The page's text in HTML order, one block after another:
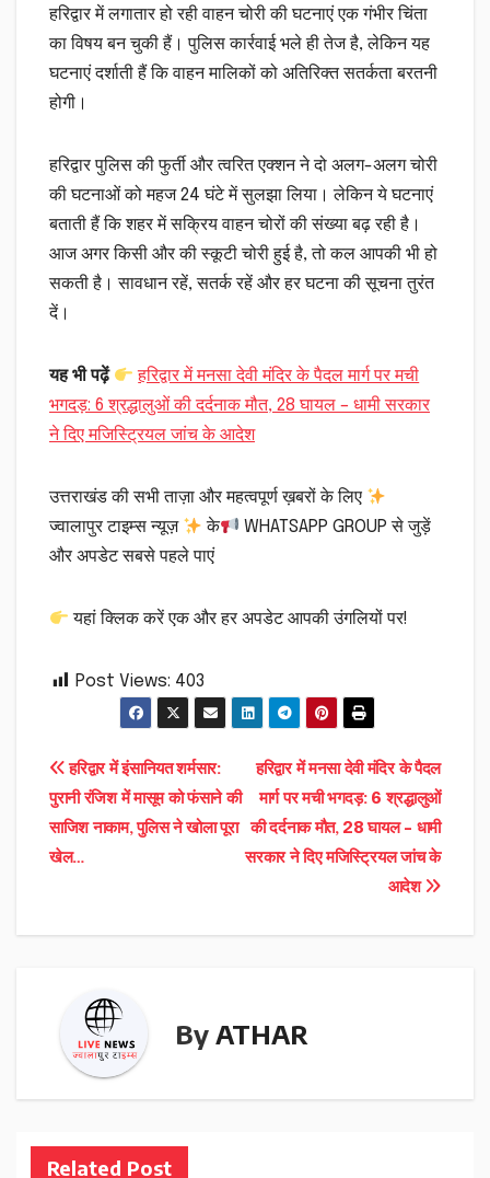
हरिद्वार में लगातार हो रही वाहन चोरी की घटनाएं एक गंभीर चिंता
का विषय बन चुकी हैं। पुलिस कार्रवाई भले ही तेज है, लेकिन यह
घटनाएं दर्शाती हैं कि वाहन मालिकों को अतिरिक्त सतर्कता बरतनी
होगी।
हरिद्वार पुलिस की फुर्ती और त्वरित एक्शन ने दो अलग-अलग चोरी
की घटनाओं को महज 24 घंटे में सुलझा लिया। लेकिन ये घटनाएं
बताती हैं कि शहर में सक्रिय वाहन चोरों की संख्या बढ़ रही है।
आज अगर किसी और की स्कूटी चोरी हुई है, तो कल आपकी भी हो
सकती है। सावधान रहें, सतर्क रहें और हर घटना की सूचना तुरंत
दें।
यह भी पढ़ें
हरिद्वार में मनसा देवी मंदिर के पैदल मार्ग पर मची
भगदड़: 6 श्रद्धालुओं की दर्दनाक मौत, 28 घायल – धामी सरकार
ने दिए मजिस्ट्रियल जांच के आदेश
उत्तराखंड की सभी ताज़ा और महत्वपूर्ण ख़बरों के लिए
ज्वालापुर टाइम्स न्यूज़
के
WHATSAPP GROUP से जुड़ें
और अपडेट सबसे पहले पाएं
यहां क्लिक करें एक और हर अपडेट आपकी उंगलियों पर!
Post Views: 403
Post
navigation
हरिद्वार में मनसा देवी मंदिर के पैदल
मार्ग पर मची भगदड़: 6 श्रद्धालुओं
की दर्दनाक मौत, 28 घायल – धामी
सरकार ने दिए मजिस्ट्रियल जांच के
आदेश
हरिद्वार में इंसानियत शर्मसार:
पुरानी रंजिश में मासूम को फंसाने की
साजिश नाकाम, पुलिस ने खोला पूरा
खेल…
By ATHAR
Related Post